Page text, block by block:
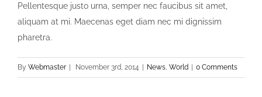
Pellentesque justo urna, semper nec faucibus sit amet,
aliquam at mi. Maecenas eget diam nec mi dignissim
pharetra.
By Webmaster November 3rd, 2014 News, World 0 Comments